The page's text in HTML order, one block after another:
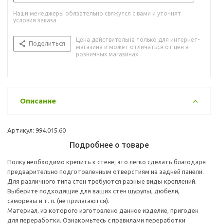
Наши менеджеры обязательно свяжутся с вами и уточнят
условия заказа
Поделиться
Цена действительна только для интернет-
магазина и может отличаться от цен в
розничных магазинах
Описание
Артикул: 994.015.60
Подробнее о товаре
Полку необходимо крепить к стене; это легко сделать благодаря
предварительно подготовленным отверстиям на задней панели.
Для различного типа стен требуются разные виды креплений.
Выберите подходящие для ваших стен шурупы, дюбели,
саморезы и т. п. (не прилагаются).
Материал, из которого изготовлено данное изделие, пригоден
для переработки. Ознакомьтесь с правилами переработки